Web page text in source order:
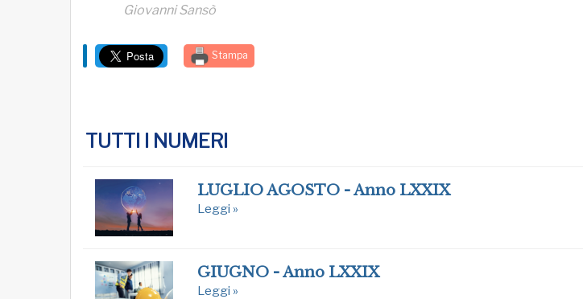
Giovanni Sansò
Stampa
TUTTI I NUMERI
LUGLIO AGOSTO - Anno LXXIX
Leggi »
GIUGNO - Anno LXXIX
Leggi »